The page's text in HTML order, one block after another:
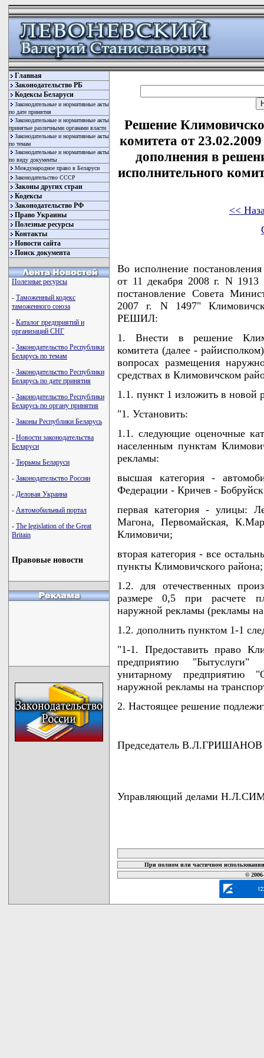
Главная
Законодательство РБ
Кодексы Беларуси
Законодательные и нормативные акты
по дате принятия
Законодательные и нормативные акты
принятые различными органами власти
Законодательные и нормативные акты
по темам
Законодательные и нормативные акты
по виду документы
Международное право в Беларуси
Законодательство СССР
Законы других стран
Кодексы
Законодательство РФ
Право Украины
Полезные ресурсы
Контакты
Новости сайта
Поиск документа
Полезные ресурсы
- Таможенный кодекс
таможенного союза
- Каталог предприятий и
организаций СНГ
- Законодательство Республики
Беларусь по темам
- Законодательство Республики
Беларусь по дате принятия
- Законодательство Республики
Беларусь по органу принятия
- Законы Республики Беларусь
- Новости законодательства
Беларуси
- Тюрьмы Беларуси
- Законодательство России
- Деловая Украина
- Автомобильный портал
- The legislation of the Great
Britain
Правовые новости
Решение
комитета от
дополнения в
исполнительного
<<
Во исполнение
от 11 декабря 2008 г. N
постановление Совета
2007 г. N 1497"
РЕШИЛ:
1. Внести в решение
комитета (далее -
вопросах размещения
средствах в Климовичском
1.1. пункт 1 изложить в новой
"1. Установить:
1.1. следующие оценочные
населенным пунктам
рекламы:
высшая категория -
Федерации - Кричев -
первая категория - улицы:
Магона, Первомайская,
Климовичи;
вторая категория - все
пункты Климовичского района;
1.2. для отечественных
размере 0,5 при расчете
наружной рекламы (рекламы
1.2. дополнить пунктом 1-1
"1-1. Предоставить право
предприятию "Бытуслуги"
унитарному предприятию
наружной рекламы на
2. Настоящее решение
Председатель В.Л.ГРИШАНОВ
Управляющий делами
При полном или частичном
©